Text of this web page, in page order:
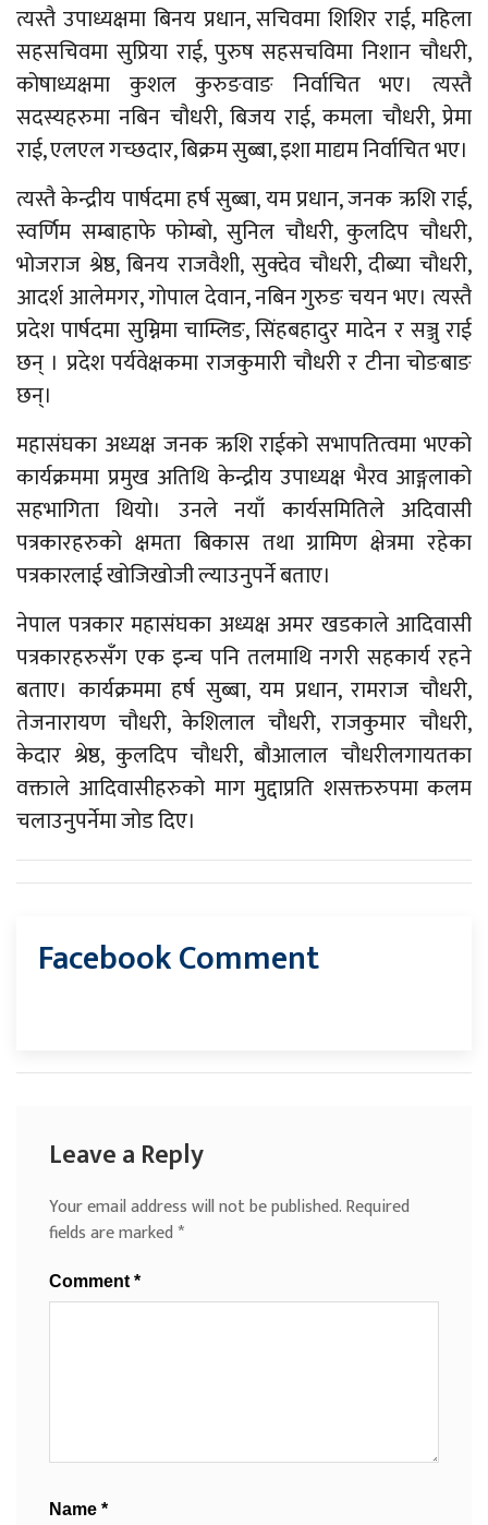
त्यस्तै उपाध्यक्षमा बिनय प्रधान, सचिवमा शिशिर राई, महिला
सहसचिवमा सुप्रिया राई, पुरुष सहसचविमा निशान चौधरी,
कोषाध्यक्षमा कुशल कुरुङवाङ निर्वाचित भए। त्यस्तै
सदस्यहरुमा नबिन चौधरी, बिजय राई, कमला चौधरी, प्रेमा
राई, एलएल गच्छदार, बिक्रम सुब्बा, इशा माद्यम निर्वाचित भए।
त्यस्तै केन्द्रीय पार्षदमा हर्ष सुब्बा, यम प्रधान, जनक ऋशि राई,
स्वर्णिम सम्बाहाफे फोम्बो, सुनिल चौधरी, कुलदिप चौधरी,
भोजराज श्रेष्ठ, बिनय राजवैशी, सुक्देव चौधरी, दीब्या चौधरी,
आदर्श आलेमगर, गोपाल देवान, नबिन गुरुङ चयन भए। त्यस्तै
प्रदेश पार्षदमा सुम्निमा चाम्लिङ, सिंहबहादुर मादेन र सञ्जु राई
छन् । प्रदेश पर्यवेक्षकमा राजकुमारी चौधरी र टीना चोङबाङ
छन्।
महासंघका अध्यक्ष जनक ऋशि राईको सभापतित्वमा भएको
कार्यक्रममा प्रमुख अतिथि केन्द्रीय उपाध्यक्ष भैरव आङ्गलाको
सहभागिता थियो। उनले नयाँ कार्यसमितिले अदिवासी
पत्रकारहरुको क्षमता बिकास तथा ग्रामिण क्षेत्रमा रहेका
पत्रकारलाई खोजिखोजी ल्याउनुपर्ने बताए।
नेपाल पत्रकार महासंघका अध्यक्ष अमर खडकाले आदिवासी
पत्रकारहरुसँग एक इन्च पनि तलमाथि नगरी सहकार्य रहने
बताए। कार्यक्रममा हर्ष सुब्बा, यम प्रधान, रामराज चौधरी,
तेजनारायण चौधरी, केशिलाल चौधरी, राजकुमार चौधरी,
केदार श्रेष्ठ, कुलदिप चौधरी, बौआलाल चौधरीलगायतका
वक्ताले आदिवासीहरुको माग मुद्दाप्रति शसक्तरुपमा कलम
चलाउनुपर्नेमा जोड दिए।
Facebook Comment
Leave a Reply
Your email address will not be published.Required
fields are marked*
Comment *
Name *